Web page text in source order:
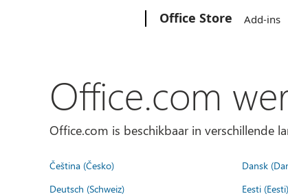
Office Store Add-ins
Office.com
Office.com is beschikbaar in verschillende
Čeština (Česko) Dansk
Deutsch (Schweiz)
Eesti (Eesti)